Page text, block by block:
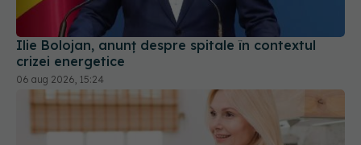
Ilie Bolojan, anunț despre spitale în contextul
crizei energetice
06 aug 2026, 15:24